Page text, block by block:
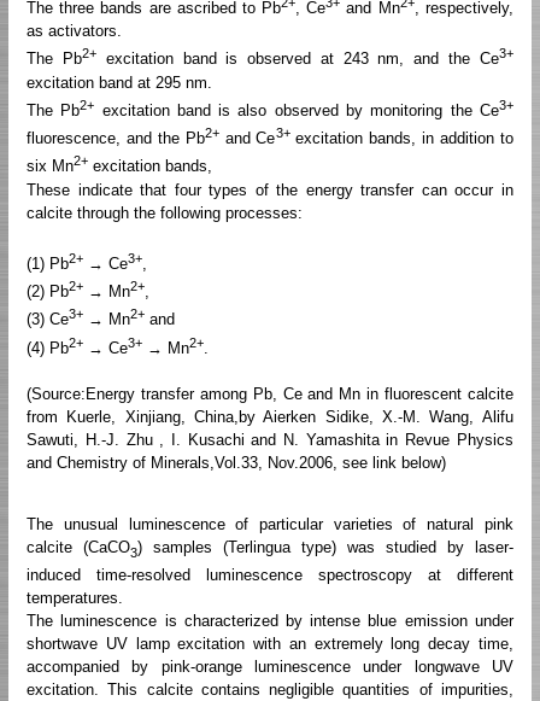
The three bands are ascribed to Pb , Ce and Mn
, respectively,
as activators.
The Pb2+excitation band is observed at 243 nm, and the Ce3+
excitation band at 295 nm.
The Pb2+ excitation band is also observed by monitoring the Ce3+
fluorescence, and the Pb2+and Ce3+excitation bands, in addition to
six Mn2+ excitation bands,
These indicate that four types of the energy transfer can occur in
calcite through the following processes:
(1) Pb2+ → Ce3+
(2) Pb2+ → Mn2+,
(3) Ce3+ → Mn2+ and
(4) Pb2+ → Ce3+ → Mn2+
(Source:Energy transfer among Pb, Ce and Mn in fluorescent calcite
from Kuerle, Xinjiang, China,by Aierken Sidike, X.-M. Wang, Alifu
Sawuti, H.-J. Zhu , I. Kusachi and N. Yamashita in Revue Physics
and Chemistry of Minerals,Vol.33, Nov.2006, see link below)
The unusual luminescence of particular varieties of natural pink
calcite (CaCO3) samples (Terlingua type) was studied by laser-
induced time-resolved luminescence spectroscopy at different
temperatures.
The luminescence is characterized by intense blue emission under
shortwave UV lamp excitation with an extremely long decay time,
accompanied by pink-orange luminescence under longwave UV
excitation. This calcite contains negligible quantities of impurities,